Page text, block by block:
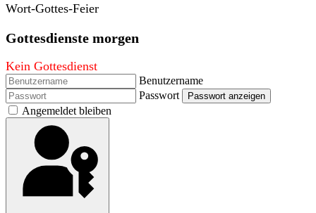
Wort-Gottes-Feier
Gottesdienste morgen
Kein Gottesdienst
Benutzername
Passwort
Passwort anzeigen
Angemeldet bleiben